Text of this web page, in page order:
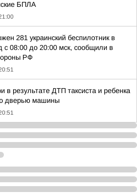
БПЛА
281 украинский беспилотник в
с 08:00 до 20:00 мск, сообщили в
РФ
в результате ДТП таксиста и ребенка
дверью машины